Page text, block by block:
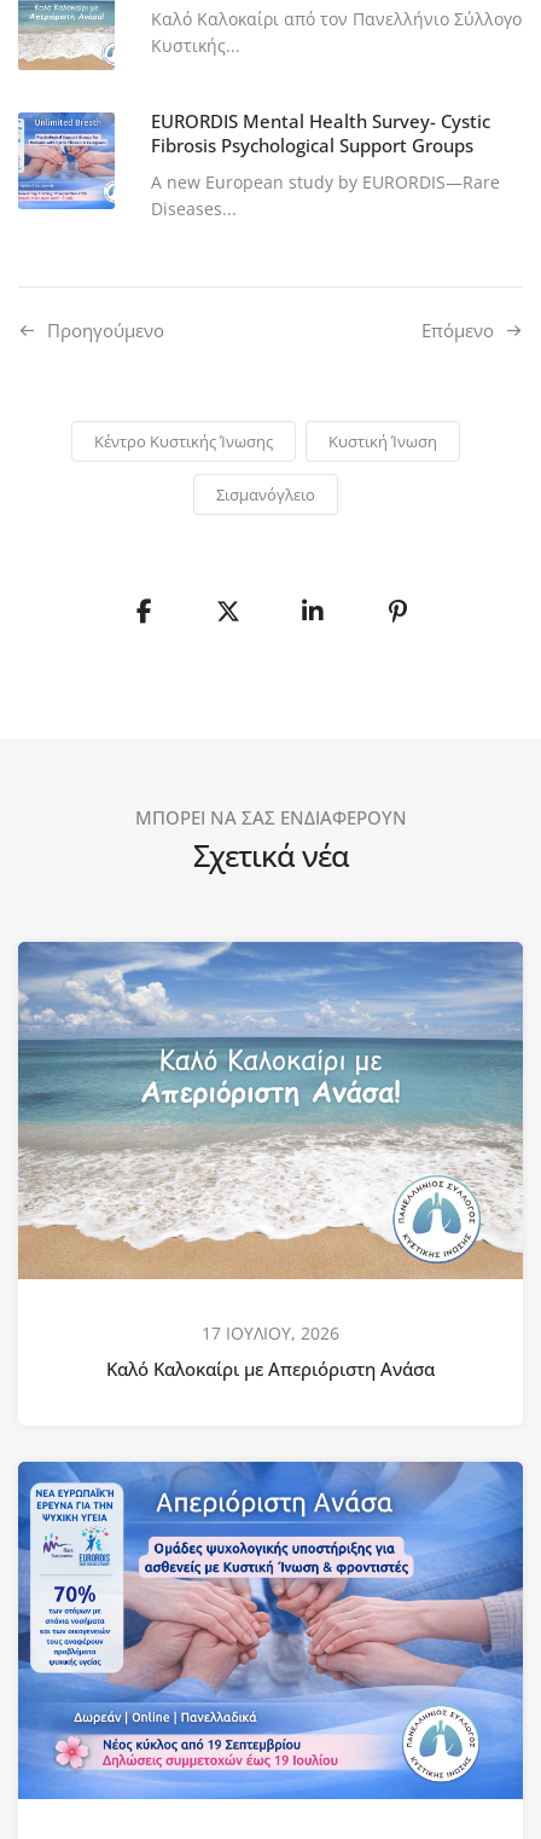
Καλό Καλοκαίρι από τον Πανελλήνιο Σύλλογο
Κυστικής...
EURORDIS Mental Health Survey- Cystic
Fibrosis Psychological Support Groups
A new European study by EURORDIS—Rare
Diseases...
Προηγούμενo Επόμενο
Κέντρο Κυστικής Ίνωσης Κυστική Ίνωση
Σισμανόγλειο
ΜΠΟΡΕΙ ΝΑ ΣΑΣ ΕΝΔΙΑΦΕΡΟΥΝ
Σχετικά νέα
17 ΙΟΥΛΙΟΥ, 2026
Καλό Καλοκαίρι με Απεριόριστη Ανάσα